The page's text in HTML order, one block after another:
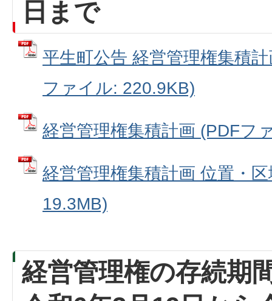
日まで
平生町公告 経営管理権集積
ファイル: 220.9KB)
経営管理権集積計画 (PDFフ
経営管理権集積計画 位置・
19.3MB)
経営管理権の存続期